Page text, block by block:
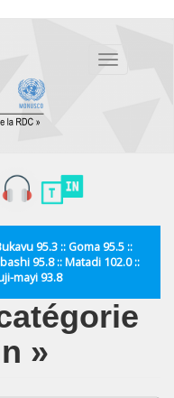
Toggle
95.3 :: Goma 95.5 ::
95.8 :: Matadi 102.0 ::
mayi 93.8
»